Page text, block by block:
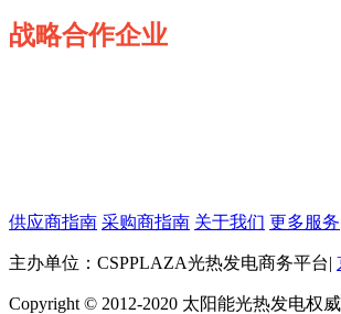
战略合作企业
供应商指南 采购商指南 关于我们 更多服务
主办单位：CSPPLAZA光热发电商务平台|
Copyright © 2012-2020 太阳能光热发电权